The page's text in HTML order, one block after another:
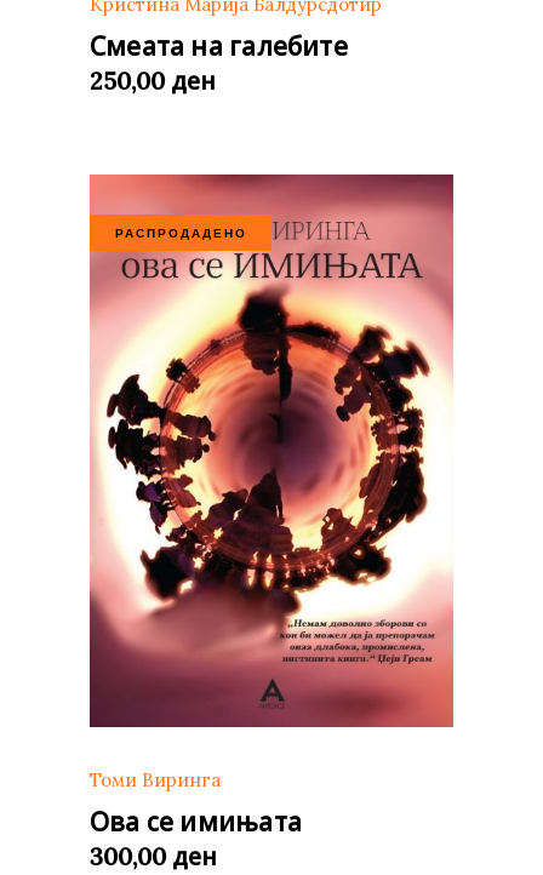
Кристина Марија Балдурсдотир
Смеата на галебите
250,00 ден
РАСПРОДАДЕНО
Томи Виринга
Ова се имињата
300,00 ден